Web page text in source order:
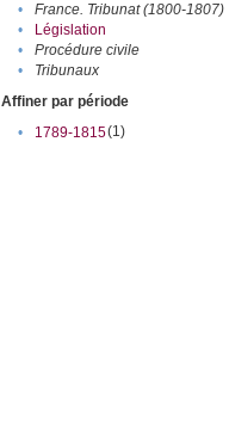
• France. Tribunat (1800-1807)
•
Législation
•
Procédure civile
•
Tribunaux
Affiner par période
•
1789-1815(1)